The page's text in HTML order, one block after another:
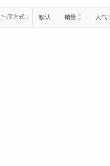
排序方式： 默认 销量 人气